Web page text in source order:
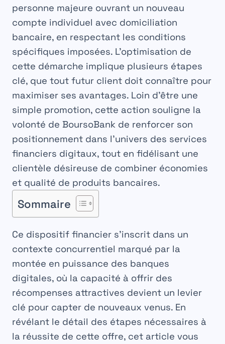
personne majeure ouvrant un nouveau
compte individuel avec domiciliation
bancaire, en respectant les conditions
spécifiques imposées. L’optimisation de
cette démarche implique plusieurs étapes
clé, que tout futur client doit connaître pour
maximiser ses avantages. Loin d’être une
simple promotion, cette action souligne la
volonté de BoursoBank de renforcer son
positionnement dans l’univers des services
financiers digitaux, tout en fidélisant une
clientèle désireuse de combiner économies
et qualité de produits bancaires.
Sommaire
Ce dispositif financier s’inscrit dans un
contexte concurrentiel marqué par la
montée en puissance des banques
digitales, où la capacité à offrir des
récompenses attractives devient un levier
clé pour capter de nouveaux venus. En
révélant le détail des étapes nécessaires à
la réussite de cette offre, cet article vous